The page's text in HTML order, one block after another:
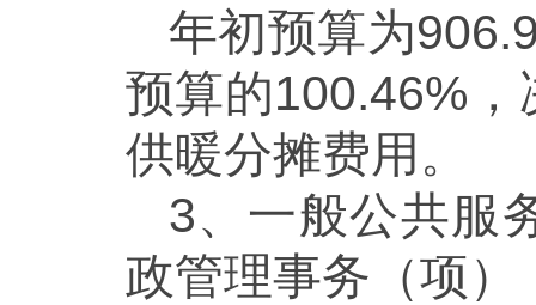
年初预算为
预算的100.46%
供暖分摊费用。
3、一般公共服
政管理事务（项